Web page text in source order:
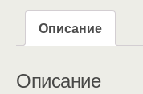
Описание
Описание